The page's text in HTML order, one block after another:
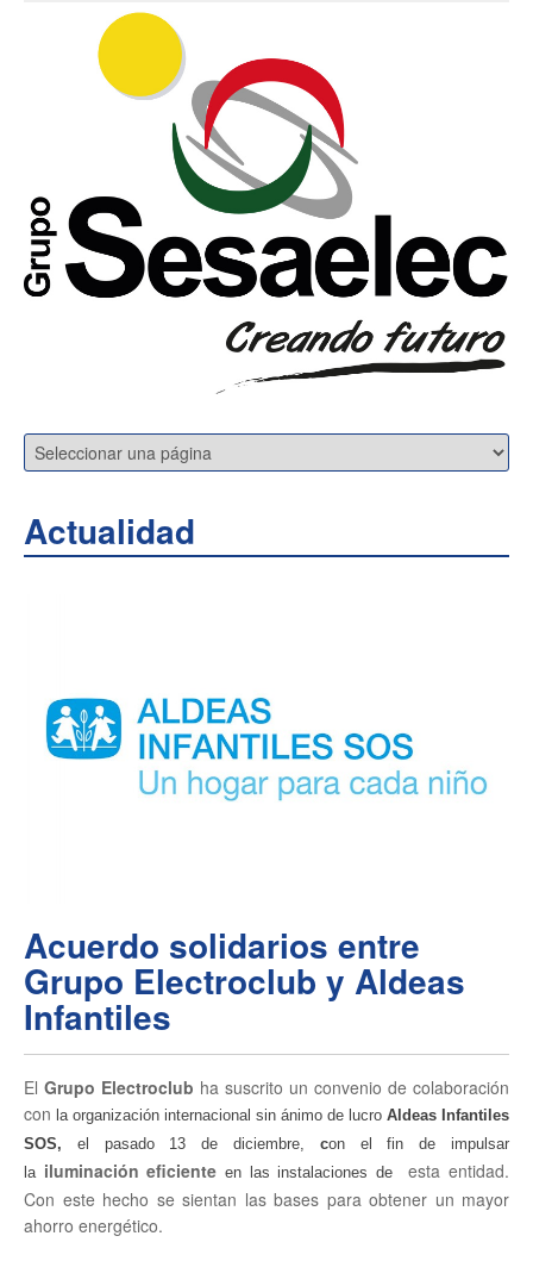
Actualidad
Acuerdo solidarios entre
Grupo Electroclub y Aldeas
Infantiles
El Grupo Electroclub ha suscrito un convenio de colaboración
con la organización internacional sin ánimo de lucro Aldeas Infantiles
SOS, el pasado 13 de diciembre, con el fin de impulsar
la iluminación eficiente en las instalaciones de
esta entidad.
Con este hecho se sientan las bases para obtener un mayor
ahorro energético.